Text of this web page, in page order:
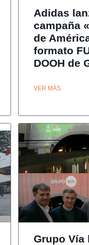
Adidas
campaña
de
formato
DOOH de
VER MÁS
Grupo Vía